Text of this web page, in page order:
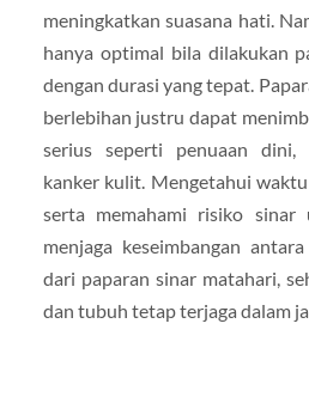
meningkatkan suasana hati.
hanya optimal bila dilakukan
dengan durasi yang tepat.
berlebihan justru dapat
serius seperti penuaan dini,
kanker kulit. Mengetahui
serta memahami risiko sinar
menjaga keseimbangan
dari paparan sinar matahari,
dan tubuh tetap terjaga dalam